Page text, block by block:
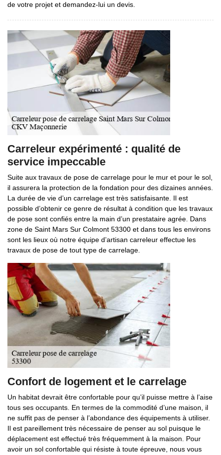
de votre projet et demandez-lui un devis.
Carreleur expérimenté : qualité de
service impeccable
Suite aux travaux de pose de carrelage pour le mur et pour le sol,
il assurera la protection de la fondation pour des dizaines années.
La durée de vie d’un carrelage est très satisfaisante. Il est
possible d’obtenir ce genre de résultat à condition que les travaux
de pose sont confiés entre la main d’un prestataire agrée. Dans
zone de Saint Mars Sur Colmont 53300 et dans tous les environs
sont les lieux où notre équipe d’artisan carreleur effectue les
travaux de pose de tout type de carrelage.
Confort de logement et le carrelage
Un habitat devrait être confortable pour qu’il puisse mettre à l’aise
tous ses occupants. En termes de la commodité d’une maison, il
ne suffit pas de penser à l’abondance des équipements à utiliser.
Il est pareillement très nécessaire de penser au sol puisque le
déplacement est effectué très fréquemment à la maison. Pour
avoir un sol confortable qui résiste à toute épreuve, nous vous